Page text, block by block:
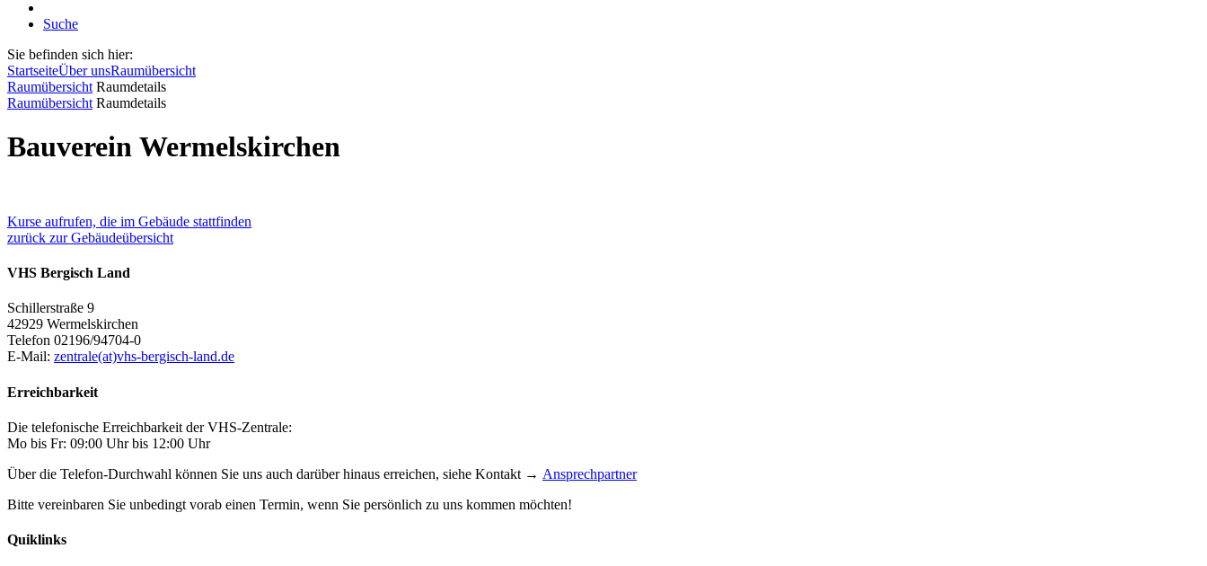
Suche
Sie befinden sich hier:
StartseiteÜber unsRaumübersicht
Raumübersicht Raumdetails
Raumübersicht Raumdetails
Bauverein Wermelskirchen
Kurse aufrufen, die im Gebäude stattfinden
zurück zur Gebäudeübersicht
VHS Bergisch Land
Schillerstraße 9
42929 Wermelskirchen
Telefon 02196/94704-0
E-Mail: zentrale(at)vhs-bergisch-land.de
Erreichbarkeit
Die telefonische Erreichbarkeit der VHS-Zentrale:
Mo bis Fr: 09:00 Uhr bis 12:00 Uhr
Über die Telefon-Durchwahl können Sie uns auch darüber hinaus erreichen, siehe Kontakt → Ansprechpartner
Bitte vereinbaren Sie unbedingt vorab einen Termin, wenn Sie persönlich zu uns kommen möchten!
Quiklinks